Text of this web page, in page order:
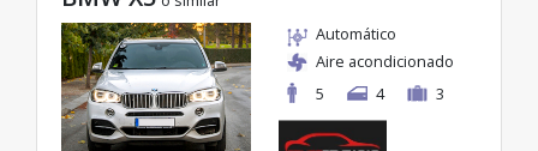
Automático
Aire acondicionado
5
4 3